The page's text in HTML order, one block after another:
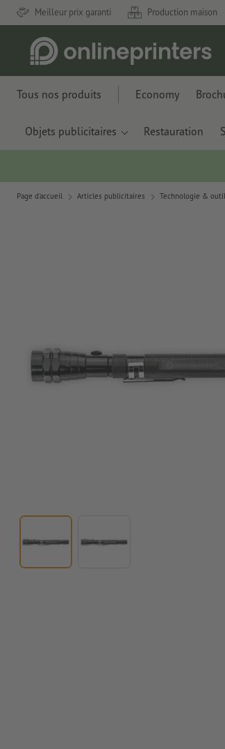
Meilleur prix garanti Production maison
Tous nos produits Economy
Objets publicitaires Restauration
Page d'accueil Articles publicitaires Technologie &